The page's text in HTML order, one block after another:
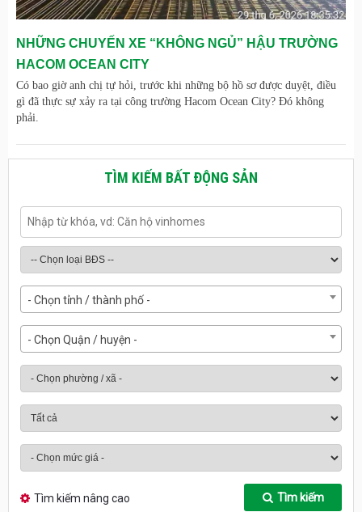
NHỮNG CHUYẾN XE “KHÔNG NGỦ” HẬU TRƯỜNG
HACOM OCEAN CITY
Có bao giờ anh chị tự hỏi, trước khi những bộ hồ sơ được duyệt, điều
gì đã thực sự xảy ra tại công trường Hacom Ocean City? Đó không
phải.
TÌM KIẾM BẤT ĐỘNG SẢN
- Chọn tỉnh / thành phố -
- Chọn Quận / huyện -
Tìm kiếm nâng cao Tìm kiếm